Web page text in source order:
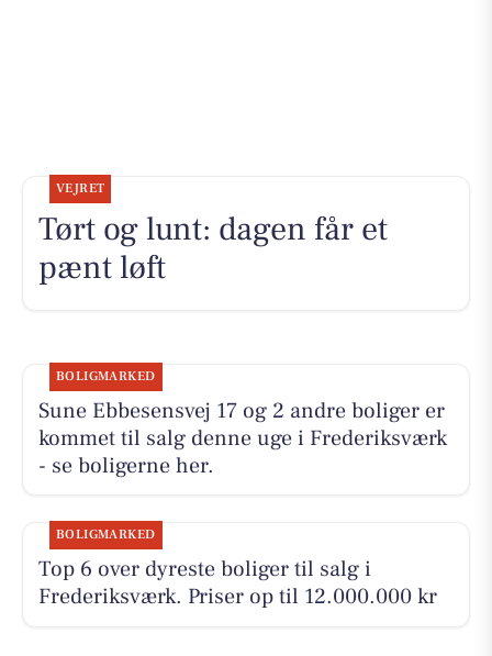
VEJRET
Tørt og lunt: dagen får et
pænt løft
BOLIGMARKED
Sune Ebbesensvej 17 og 2 andre boliger er
kommet til salg denne uge i Frederiksværk
- se boligerne her.
BOLIGMARKED
Top 6 over dyreste boliger til salg i
Frederiksværk. Priser op til 12.000.000 kr